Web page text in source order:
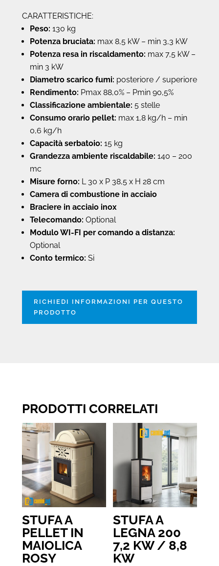
CARATTERISTICHE:
Peso: 130 kg
Potenza bruciata: max 8,5 kW – min 3,3 kW
Potenza resa in riscaldamento: max 7,5 kW –
min 3 kW
Diametro scarico fumi: posteriore / superiore
Rendimento: Pmax 88,0% – Pmin 90,5%
Classificazione ambientale: 5 stelle
Consumo orario pellet: max 1,8 kg/h – min
0,6 kg/h
Capacità serbatoio: 15 kg
Grandezza ambiente riscaldabile: 140 – 200
mc
Misure forno: L 30 x P 38,5 x H 28 cm
Camera di combustione in acciaio
Braciere in acciaio inox
Telecomando: Optional
Modulo WI-FI per comando a distanza:
Optional
Conto termico: Si
RICHIEDI INFORMAZIONI PER QUESTO
PRODOTTO
PRODOTTI CORRELATI
STUFA A
PELLET IN
MAIOLICA
ROSY
STUFA A
LEGNA 200
7,2 KW / 8,8
KW